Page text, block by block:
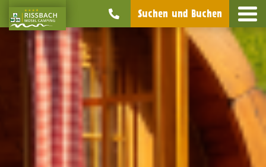
Suchen und Buchen